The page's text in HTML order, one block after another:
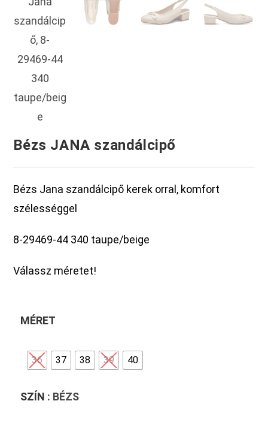
Bézs JANA szandálcipő
Bézs Jana szandálcipő kerek orral, komfort
szélességgel
8-29469-44 340 taupe/beige
Válassz méretet!
MÉRET
36 37 38 39 40
SZÍN : BÉZS